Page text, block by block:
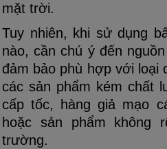
mặt trời.
Tuy nhiên, khi sử dụng
nào, cần chú ý đến
đảm bảo phù hợp với loại
các sản phẩm kém chất
cấp tốc, hàng giả mạo
hoặc sản phẩm không
trường.